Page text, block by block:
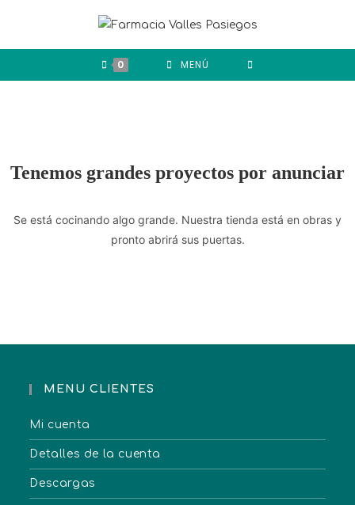
0 MENÚ
Tenemos grandes proyectos por anunciar
Se está cocinando algo grande. Nuestra tienda está en obras y
pronto abrirá sus puertas.
MENU CLIENTES
Mi cuenta
Detalles de la cuenta
Descargas